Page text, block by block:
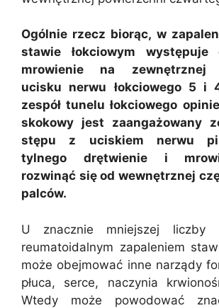
Ogólnie rzecz biorąc, w
stawie łokciowym występuje
mrowienie na zewnętrznej
ucisku nerwu łokciowego 5 i
zespół tunelu łokciowego
skokowy jest zaangażowany
stępu z uciskiem nerwu
tylnego drętwienie i
rozwinąć się od wewnętrznej
palców.
U znacznie mniejszej liczby
reumatoidalnym zapaleniem
może obejmować inne narządy
płuca, serce, naczynia
Wtedy może powodować